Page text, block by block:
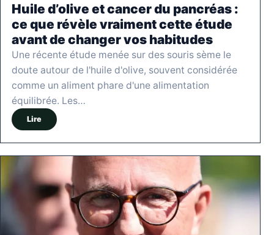
Huile d’olive et cancer du pancréas :
ce que révèle vraiment cette étude
avant de changer vos habitudes
Une récente étude menée sur des souris sème le
doute autour de l'huile d'olive, souvent considérée
comme un aliment phare d'une alimentation
équilibrée. Les…
Lire